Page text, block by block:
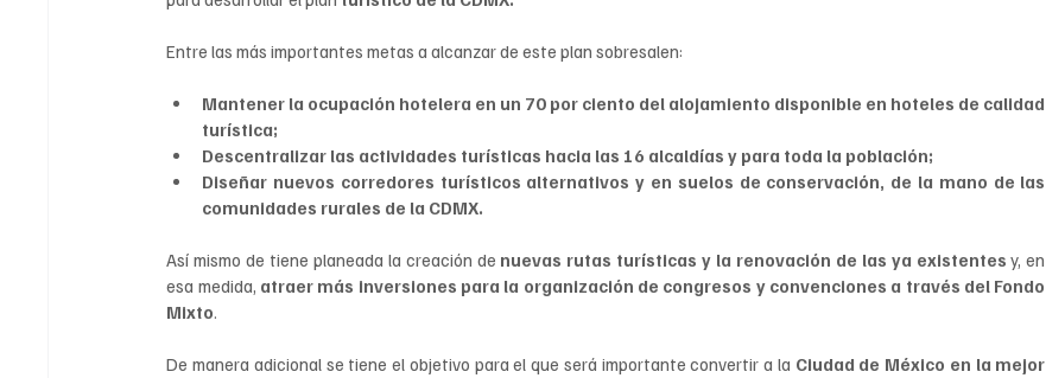
Entre las más importantes metas a alcanzar de este plan sobresalen:
Mantener la ocupación hotelera en un 70 por ciento del alojamiento disponible en hoteles de calidad
turística;
Descentralizar las actividades turísticas hacia las 16 alcaldías y para toda la población;
Diseñar nuevos corredores turísticos alternativos y en suelos de conservación, de la mano de las
comunidades rurales de la CDMX.
Así mismo de tiene planeada la creación de nuevas rutas turísticas y la renovación de las ya existentes y, en
esa medida, atraer más inversiones para la organización de congresos y convenciones a través del Fondo
Mixto.
De manera adicional se tiene el objetivo para el que será importante convertir a la Ciudad de México en la mejor